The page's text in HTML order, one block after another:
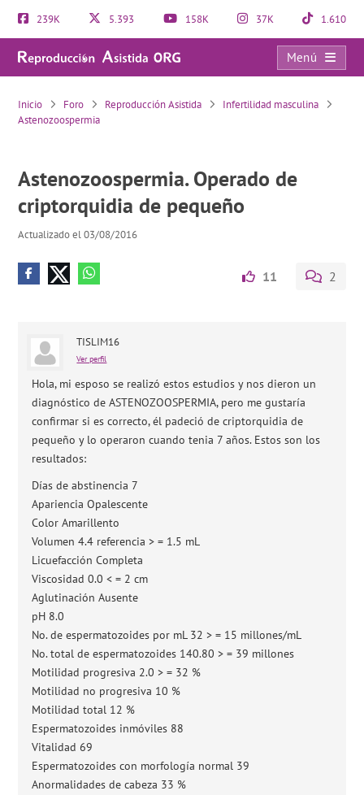
239K 5.393 158K 37K 1.610
Menú
Astenozoospermia. Operado de criptorquidia de pequeño
Inicio Foro Reproducción Asistida
Infertilidad masculina
Astenozoospermia
Astenozoospermia. Operado de
criptorquidia de pequeño
Actualizado el 03/08/2016
11 2
TISLIM16
Ver perfil
Hola, mi esposo se realizó estos estudios y nos dieron un
diagnóstico de ASTENOZOOSPERMIA, pero me gustaría
confirmar si es correcto, él padeció de criptorquidia de
pequeño y lo operaron cuando tenia 7 años. Estos son los
resultados:
Días de abstinencia 7
Apariencia Opalescente
Color Amarillento
Volumen 4.4 referencia > = 1.5 mL
Licuefacción Completa
Viscosidad 0.0 < = 2 cm
Aglutinación Ausente
pH 8.0
No. de espermatozoides por mL 32 > = 15 millones/mL
No. total de espermatozoides 140.80 > = 39 millones
Motilidad progresiva 2.0 > = 32 %
Motilidad no progresiva 10 %
Motilidad total 12 %
Espermatozoides inmóviles 88
Vitalidad 69
Espermatozoides con morfología normal 39
Anormalidades de cabeza 33 %